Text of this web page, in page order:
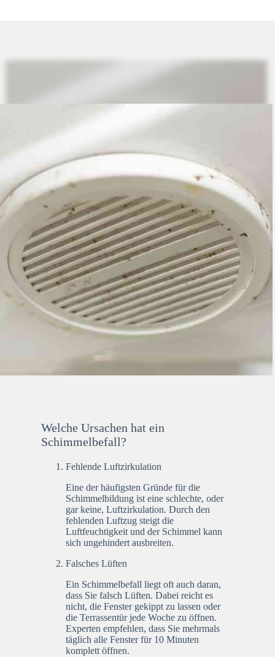
Welche Ursachen hat ein
Schimmelbefall?
Fehlende Luftzirkulation
Eine der häufigsten Gründe für die
Schimmelbildung ist eine schlechte, oder
gar keine, Luftzirkulation. Durch den
fehlenden Luftzug steigt die
Luftfeuchtigkeit und der Schimmel kann
sich ungehindert ausbreiten.
Falsches Lüften
Ein Schimmelbefall liegt oft auch daran,
dass Sie falsch Lüften. Dabei reicht es
nicht, die Fenster gekippt zu lassen oder
die Terrassentür jede Woche zu öffnen.
Experten empfehlen, dass Sie mehrmals
täglich alle Fenster für 10 Minuten
komplett öffnen.